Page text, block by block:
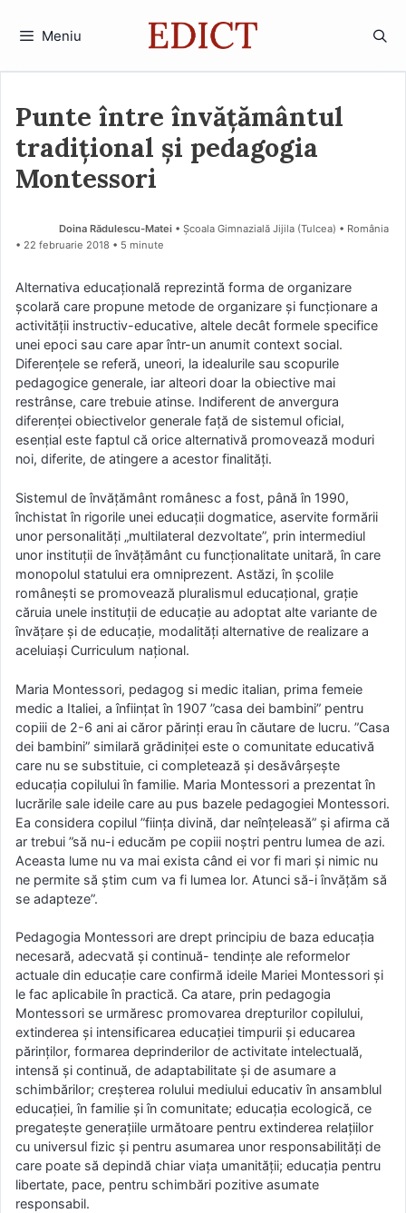
Meniu
Punte între învățământul
tradițional și pedagogia
Montessori
Doina Rădulescu-Matei • Școala Gimnazială Jijila (Tulcea) • România
22 februarie 2018 • 5 minute
Alternativa educaţională reprezintă forma de organizare
şcolară care propune metode de organizare şi funcţionare a
activităţii instructiv-educative, altele decât formele specifice
unei epoci sau care apar într-un anumit context social.
Diferenţele se referă, uneori, la idealurile sau scopurile
pedagogice generale, iar alteori doar la obiective mai
restrânse, care trebuie atinse. Indiferent de anvergura
diferenţei obiectivelor generale faţă de sistemul oficial,
esenţial este faptul că orice alternativă promovează moduri
noi, diferite, de atingere a acestor finalităţi.
Sistemul de învăţământ românesc a fost, până în 1990,
închistat în rigorile unei educaţii dogmatice, aservite formării
unor personalităţi „multilateral dezvoltate”, prin intermediul
unor instituţii de învăţământ cu funcţionalitate unitară, în care
monopolul statului era omniprezent. Astăzi, în şcolile
româneşti se promovează pluralismul educaţional, graţie
căruia unele instituţii de educaţie au adoptat alte variante de
învăţare şi de educaţie, modalităţi alternative de realizare a
aceluiaşi Curriculum naţional.
Maria Montessori, pedagog si medic italian, prima femeie
medic a Italiei, a înființat în 1907 ”casa dei bambini” pentru
copiii de 2-6 ani ai căror părinți erau în căutare de lucru. ”Casa
dei bambini” similară grădiniței este o comunitate educativă
care nu se substituie, ci completează și desăvârșește
educația copilului în familie. Maria Montessori a prezentat în
lucrările sale ideile care au pus bazele pedagogiei Montessori.
Ea considera copilul ”ființa divină, dar neînțeleasă” și afirma că
ar trebui ”să nu-i educăm pe copiii noștri pentru lumea de azi.
Aceasta lume nu va mai exista când ei vor fi mari și nimic nu
ne permite să știm cum va fi lumea lor. Atunci să-i învățăm să
se adapteze”.
Pedagogia Montessori are drept principiu de baza educația
necesară, adecvată și continuă- tendințe ale reformelor
actuale din educație care confirmă ideile Mariei Montessori și
le fac aplicabile în practică. Ca atare, prin pedagogia
Montessori se urmăresc promovarea drepturilor copilului,
extinderea și intensificarea educației timpurii și educarea
părinților, formarea deprinderilor de activitate intelectuală,
intensă și continuă, de adaptabilitate și de asumare a
schimbărilor; creșterea rolului mediului educativ în ansamblul
educației, în familie și în comunitate; educația ecologică, ce
pregatește generațiile următoare pentru extinderea relațiilor
cu universul fizic și pentru asumarea unor responsabilități de
care poate să depindă chiar viața umanității; educația pentru
libertate, pace, pentru schimbări pozitive asumate
responsabil.